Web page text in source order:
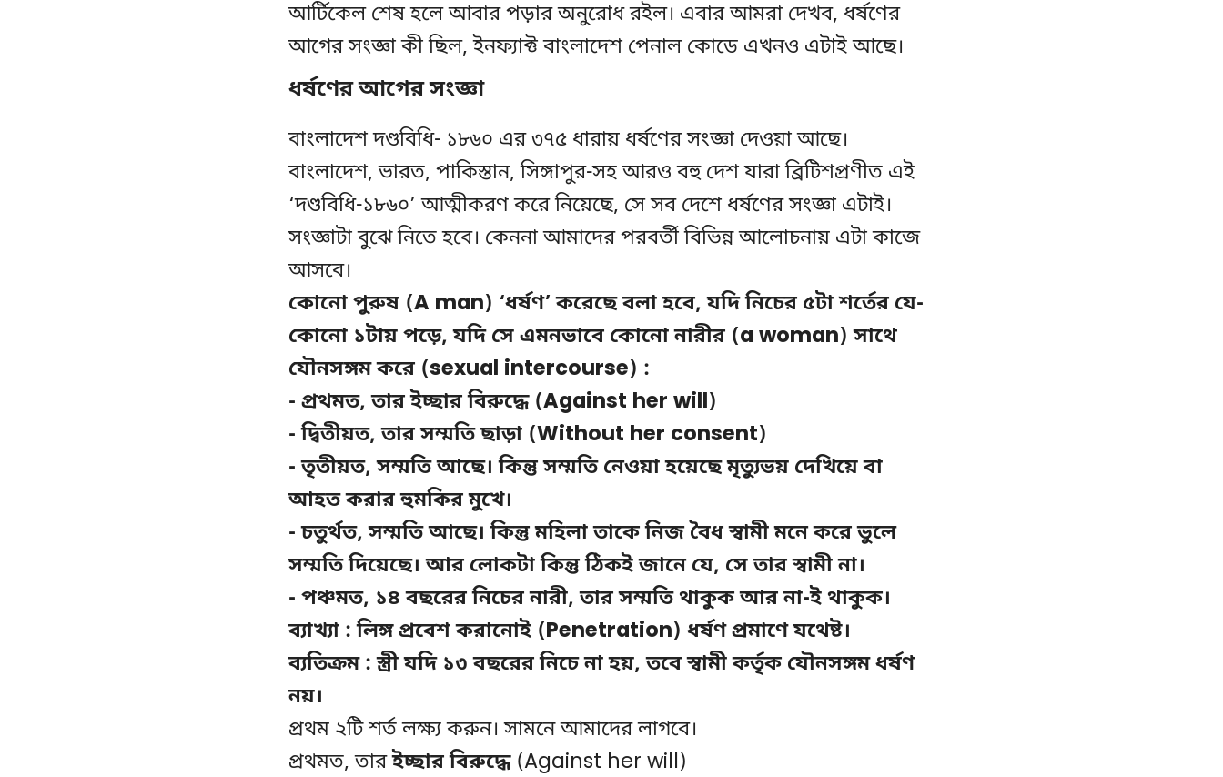
আর্টিকেল শেষ হলে আবার পড়ার অনুরোধ রইল। এবার আমরা দেখব, ধর্ষণের
আগের সংজ্ঞা কী ছিল, ইনফ্যাক্ট বাংলাদেশ পেনাল কোডে এখনও এটাই আছে।
ধর্ষণের আগের সংজ্ঞা
বাংলাদেশ দণ্ডবিধি- ১৮৬০ এর ৩৭৫ ধারায় ধর্ষণের সংজ্ঞা দেওয়া আছে।
বাংলাদেশ, ভারত, পাকিস্তান, সিঙ্গাপুর-সহ আরও বহু দেশ যারা ব্রিটিশপ্রণীত এই
‘দণ্ডবিধি-১৮৬০’ আত্মীকরণ করে নিয়েছে, সে সব দেশে ধর্ষণের সংজ্ঞা এটাই।
সংজ্ঞাটা বুঝে নিতে হবে। কেননা আমাদের পরবর্তী বিভিন্ন আলোচনায় এটা কাজে
আসবে।
কোনো পুরুষ (A man) ‘ধর্ষণ’ করেছে বলা হবে, যদি নিচের ৫টা শর্তের যে-
কোনো ১টায় পড়ে, যদি সে এমনভাবে কোনো নারীর (a woman) সাথে
যৌনসঙ্গম করে (sexual intercourse) :
- প্রথমত, তার ইচ্ছার বিরুদ্ধে (Against her will)
- দ্বিতীয়ত, তার সম্মতি ছাড়া (Without her consent)
- তৃতীয়ত, সম্মতি আছে। কিন্তু সম্মতি নেওয়া হয়েছে মৃত্যুভয় দেখিয়ে বা
আহত করার হুমকির মুখে।
- চতুর্থত, সম্মতি আছে। কিন্তু মহিলা তাকে নিজ বৈধ স্বামী মনে করে ভুলে
সম্মতি দিয়েছে। আর লোকটা কিন্তু ঠিকই জানে যে, সে তার স্বামী না।
- পঞ্চমত, ১৪ বছরের নিচের নারী, তার সম্মতি থাকুক আর না-ই থাকুক।
ব্যাখ্যা : লিঙ্গ প্রবেশ করানোই (Penetration) ধর্ষণ প্রমাণে যথেষ্ট।
ব্যতিক্রম : স্ত্রী যদি ১৩ বছরের নিচে না হয়, তবে স্বামী কর্তৃক যৌনসঙ্গম ধর্ষণ
নয়।
প্রথম ২টি শর্ত লক্ষ্য করুন। সামনে আমাদের লাগবে।
প্রথমত, তারইচ্ছার বিরুদ্ধে(Against her will)